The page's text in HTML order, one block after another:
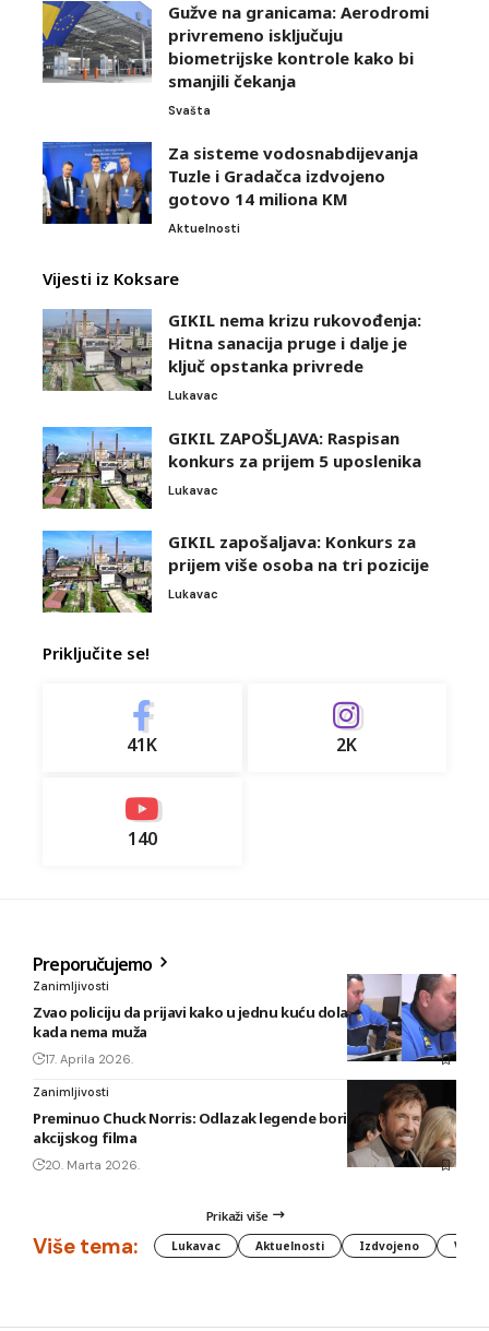
Gužve na granicama: Aerodromi
privremeno isključuju
biometrijske kontrole kako bi
smanjili čekanja
Svašta
Za sisteme vodosnabdijevanja
Tuzle i Gradačca izdvojeno
gotovo 14 miliona KM
Aktuelnosti
Vijesti iz Koksare
GIKIL nema krizu rukovođenja:
Hitna sanacija pruge i dalje je
ključ opstanka privrede
Lukavac
GIKIL ZAPOŠLJAVA: Raspisan
konkurs za prijem 5 uposlenika
Lukavac
GIKIL zapošaljava: Konkurs za
prijem više osoba na tri pozicije
Lukavac
Priključite se!
41K 2K
140
Preporučujemo
Zanimljivosti
Zvao policiju da prijavi kako u jednu kuću dolazi ljubavnik
kada nema muža
17. Aprila 2026.
Zanimljivosti
Preminuo Chuck Norris: Odlazak legende borilačkih vještina i
akcijskog filma
20. Marta 2026.
Prikaži više
Više tema: Lukavac Aktuelnosti Izdvojeno